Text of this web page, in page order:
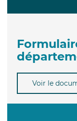
Voir le